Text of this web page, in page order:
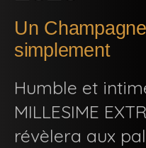
Un
simplement
Humble et
MILLESIME
révèlera aux